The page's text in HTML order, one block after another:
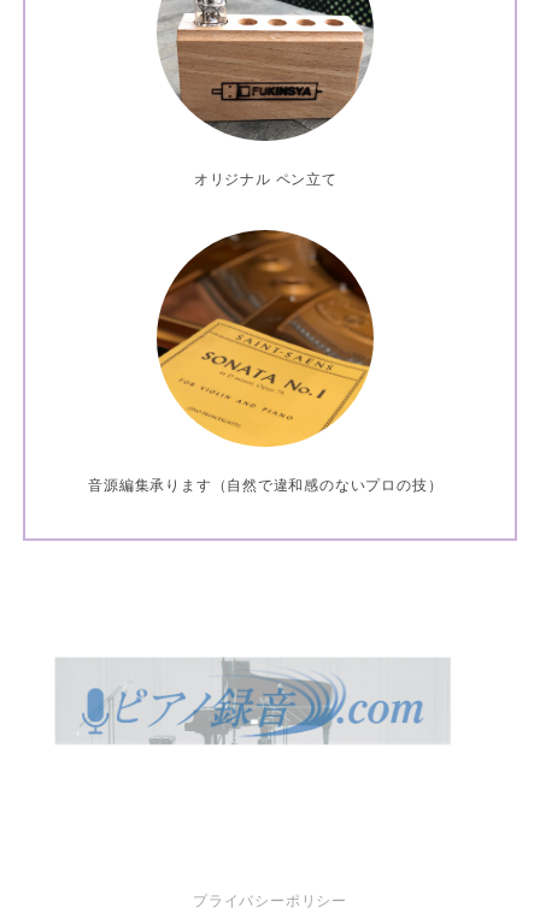
オリジナル ペン立て
音源編集承ります（自然で違和感のないプロの技）
プライバシーポリシー